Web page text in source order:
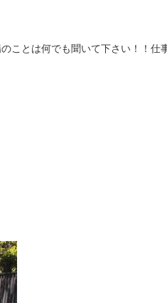
ことは何でも聞いて下さい！！仕